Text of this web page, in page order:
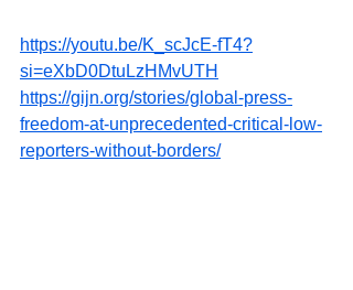
https://youtu.be/K_scJcE-fT4?
si=eXbD0DtuLzHMvUTH
https://gijn.org/stories/global-press-
freedom-at-unprecedented-critical-low-
reporters-without-borders/